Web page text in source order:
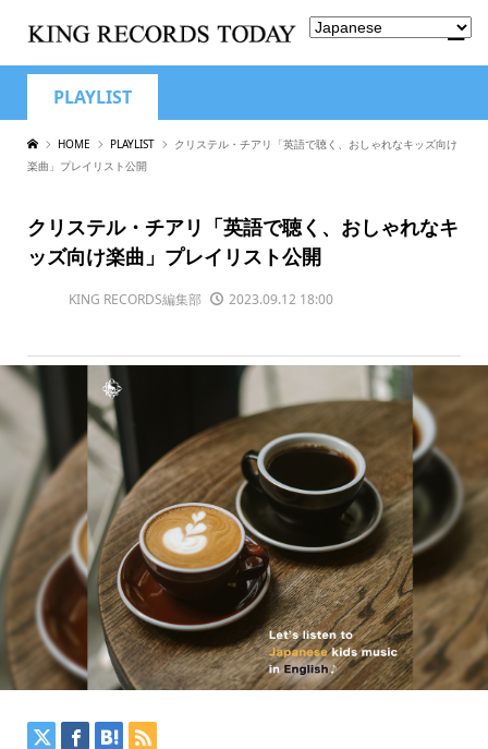
PLAYLIST
HOME PLAYLIST
クリステル・チアリ「英語で聴く、おしゃれなキッズ向け
楽曲」プレイリスト公開
クリステル・チアリ「英語で聴く、おしゃれなキ
ッズ向け楽曲」プレイリスト公開
KING RECORDS編集部 2023.09.12 18:00